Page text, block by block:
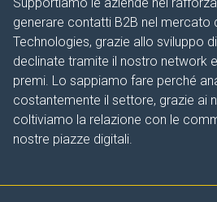
generare contatti B2B nel mercato
Technologies, grazie allo sviluppo
declinate tramite il nostro network
premi. Lo sappiamo fare perché
costantemente il settore, grazie ai
coltiviamo la relazione con le
nostre piazze digitali.